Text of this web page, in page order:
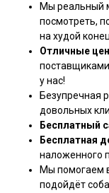
Мы реальный
посмотреть,
на худой
Отличные
у нас!
Безупречная
довольных
Бесплатный
Бесплатная
наложенного
Мы помогаем
подойдёт